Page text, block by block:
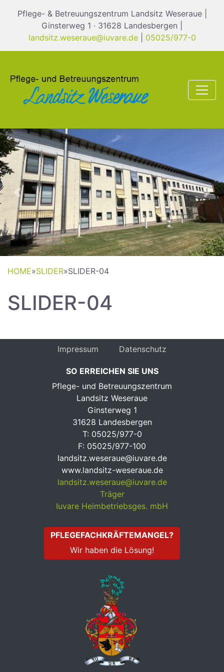
Pflege- & Betreuungszentrum Landsitz Weseraue |
Ginsterweg 1 · 31628 Landesbergen |
landsitz.weseraue@iuvare.de| 05025/977-0
Previous Next
HOME»SLIDER»SLIDER-04
SLIDER-04
Impressum Datenschutz
SO ERREICHEN SIE UNS
Pflege- und Betreuungszentrum
Landsitz Weseraue
Ginsterweg 1
31628 Landesbergen
T: 05025/977-0
F: 05025/977-100
landsitz.weseraue@iuvare.de
www.landsitz-weseraue.de
landsitz.weseraue@iuvare.de
Träger
Iuvare Heimbetriebsges. mbH
PFLEGEFACHKRÄFTEMANGEL?
Wir haben die Lösung!